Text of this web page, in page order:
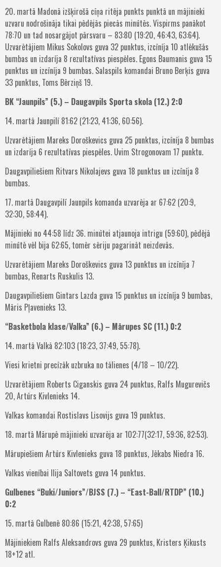
20. martā Madonā izšķirošā cīņa ritēja punkts punktā un mājinieki
uzvaru nodrošināja tikai pēdējās piecās minūtēs. Vispirms panākot
78:70 un tad nosargājot pārsvaru – 83:80 (19:20, 46:43, 63:64).
Uzvarētājiem Mikus Sokolovs guva 32 punktus, izcīnīja 10 atlēkušās
bumbas un izdarīja 8 rezultatīvas piespēles. Egons Baumanis guva 15
punktus un izcīnīja 9 bumbas. Salaspils komandai Bruno Berķis guva
33 punktus, Toms Bērziņš 19.
BK “Jaunpils” (5.) – Daugavpils Sporta skola (12.) 2:0
14. martā Jaunpilī 81:62 (21:23, 41:36, 60:56).
Uzvarētājiem Mareks Doroškevics guva 25 punktus, izcīnīja 8 bumbas
un izdarīja 6 rezultatīvas piespēles. Uvim Strogonovam 17 punktu.
Daugavpiliešiem Ritvars Nikolajevs guva 18 punktus un izcīnīja 8
bumbas.
17. martā Daugavpilī Jaunpils komanda uzvarēja ar 67:62 (20:9,
32:30, 58:44).
Mājinieki no 44:58 līdz 36. minūtei atjaunoja intrigu (59:60), pēdējā
minūtē vēl bija 62:65, tomēr sēriju pagarināt neizdevās.
Uzvarētājiem Mareks Doroškevics guva 13 punktus un izcīnīja 7
bumbas, Renarts Ruskulis 13.
Daugavpiliešiem Gintars Lazda guva 15 punktus un izcīnīja 9 bumbas,
Māris Pļavenieks 13.
“Basketbola klase/Valka” (6.) – Mārupes SC (11.) 0:2
14. martā Valkā 82:103 (18:23, 37:49, 55:78).
Viesi krietni precīzāk uzbruka no tālienes (4/18 – 10/22).
Uzvarētājiem Roberts Ciganskis guva 24 punktus, Ralfs Mugurevičs
20, Artūrs Kivlenieks 14.
Valkas komandai Rostislavs Lisovijs guva 19 punktus.
18. martā Mārupē mājinieki uzvarēja ar 102:77(32:17, 59:36, 82:53).
Mārupiešiem Artūrs Kivlenieks guva 18 punktus, Jēkabs Niedra 16.
Valkas vienībai Ilija Saltovets guva 14 punktus.
Gulbenes “Buki/Juniors”/BJSS (7.) – “East-Ball/RTDP” (10.)
0:2
15. martā Gulbenē 80:86 (15:21, 42:38, 57:65)
Mājiniekiem Ralfs Aleksandrovs guva 29 punktus, Kristers Ķikusts
18+12 atl.